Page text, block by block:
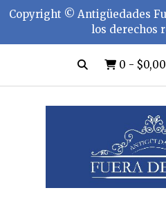
Copyright ©️ Antigüedades
los derechos
0 - $0,00